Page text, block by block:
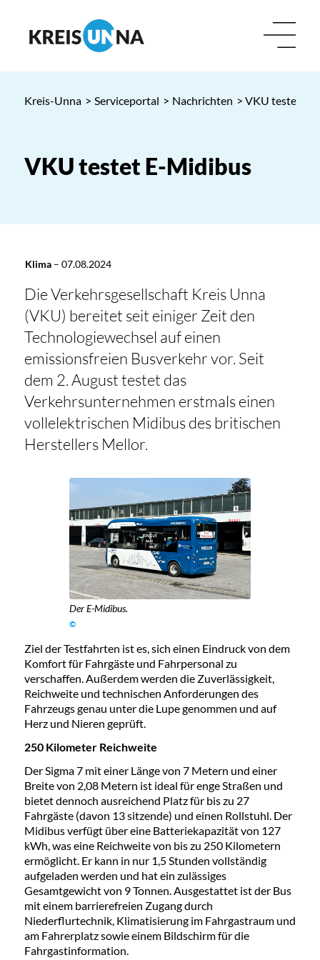
Kreis-Unna > Serviceportal > Nachrichten > VKU testet E-
VKU testet E-Midibus
Klima– 07.08.2024
Die Verkehrsgesellschaft Kreis Unna
(VKU) bereitet seit einiger Zeit den
Technologiewechsel auf einen
emissionsfreien Busverkehr vor. Seit
dem 2. August testet das
Verkehrsunternehmen erstmals einen
vollelektrischen Midibus des britischen
Herstellers Mellor.
Der E-Midibus.
©
Ziel der Testfahrten ist es, sich einen Eindruck von dem
Komfort für Fahrgäste und Fahrpersonal zu
verschaffen. Außerdem werden die Zuverlässigkeit,
Reichweite und technischen Anforderungen des
Fahrzeugs genau unter die Lupe genommen und auf
Herz und Nieren geprüft.
250 Kilometer Reichweite
Der Sigma 7 mit einer Länge von 7 Metern und einer
Breite von 2,08 Metern ist ideal für enge Straßen und
bietet dennoch ausreichend Platz für bis zu 27
Fahrgäste (davon 13 sitzende) und einen Rollstuhl. Der
Midibus verfügt über eine Batteriekapazität von 127
kWh, was eine Reichweite von bis zu 250 Kilometern
ermöglicht. Er kann in nur 1,5 Stunden vollständig
aufgeladen werden und hat ein zulässiges
Gesamtgewicht von 9 Tonnen. Ausgestattet ist der Bus
mit einem barrierefreien Zugang durch
Niederflurtechnik, Klimatisierung im Fahrgastraum und
am Fahrerplatz sowie einem Bildschirm für die
Fahrgastinformation.